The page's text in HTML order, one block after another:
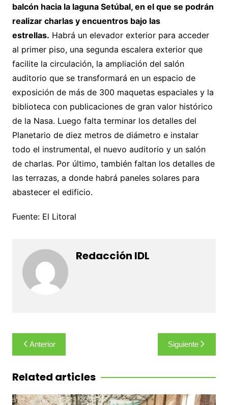
balcón hacia la laguna Setúbal, en el que se podrán
realizar charlas y encuentros bajo las
estrellas. Habrá un elevador exterior para acceder
al primer piso, una segunda escalera exterior que
facilite la circulación, la ampliación del salón
auditorio que se transformará en un espacio de
exposición de más de 300 maquetas espaciales y la
biblioteca con publicaciones de gran valor histórico
de la Nasa. Luego falta terminar los detalles del
Planetario de diez metros de diámetro e instalar
todo el instrumental, el nuevo auditorio y un salón
de charlas. Por último, también faltan los detalles de
las terrazas, a donde habrá paneles solares para
abastecer el edificio.
Fuente: El Litoral
Redacción IDL
Navegación
de
entradas
Anterior Siguiente
Related articles